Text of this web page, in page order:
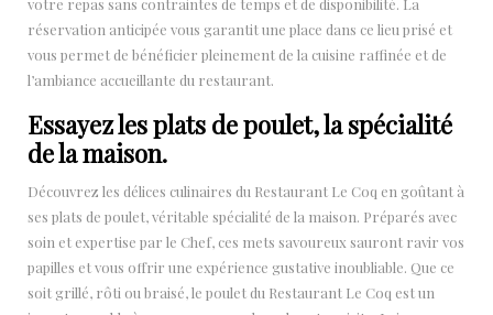
votre repas sans contraintes de temps et de disponibilité. La
réservation anticipée vous garantit une place dans ce lieu prisé et
vous permet de bénéficier pleinement de la cuisine raffinée et de
l’ambiance accueillante du restaurant.
Essayez les plats de poulet, la spécialité
de la maison.
Découvrez les délices culinaires du Restaurant Le Coq en goûtant à
ses plats de poulet, véritable spécialité de la maison. Préparés avec
soin et expertise par le Chef, ces mets savoureux sauront ravir vos
papilles et vous offrir une expérience gustative inoubliable. Que ce
soit grillé, rôti ou braisé, le poulet du Restaurant Le Coq est un